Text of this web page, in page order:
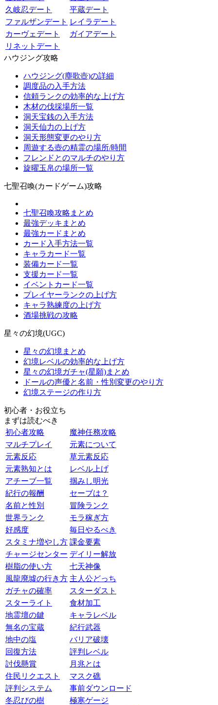
久岐忍デート
平蔵デート
ファルザンデート レイラデート
カーヴェデート
ガイアデート
リネットデート
ハウジング攻略
ハウジング(塵歌壺)の詳細
調度品の入手方法
信頼ランクの効率的な上げ方
木材の伐採場所一覧
洞天宝銭の入手方法
洞天仙力の上げ方
洞天形態変更のやり方
周遊する壺の精霊の場所/時間
フレンドとのマルチのやり方
旋曜玉帛の場所一覧
七聖召喚(カードゲーム)攻略
七聖召喚攻略まとめ
最強デッキまとめ
最強カードまとめ
カード入手方法一覧
キャラカード一覧
装備カード一覧
支援カード一覧
イベントカード一覧
プレイヤーランクの上げ方
キャラ熟練度の上げ方
酒場挑戦の攻略
星々の幻境(UGC)
星々の幻境まとめ
幻境レベルの効率的な上げ方
星々の幻境ガチャ(星願)まとめ
ドールの声優と名前・性別変更のやり方
幻境ステージの作り方
初心者・お役立ち
まずは読むべき
初心者攻略
魔神任務攻略
マルチプレイ
元素について
元素反応
草元素反応
元素熟知とは
レベル上げ
アチーブ一覧
掴みし明光
紀行の報酬
セーブは？
名前と性別
冒険ランク
世界ランク
モラ稼ぎ方
好感度
毎日やるべき
スタミナ増やし方 課金要素
チャージセンター デイリー解放
樹脂の使い方
七天神像
風龍廃墟の行き方 主人公どっち
ガチャの確率
スターダスト
スターライト
食材加工
地霊壇の鍵
キャラレベル
無名の宝蔵
紀行武器
地中の塩
バリア破壊
回復方法
評判レベル
討伐懸賞
月兆とは
住民リクエスト
マスク礁
評判システム
事前ダウンロード
冬忍びの樹
極寒ゲージ